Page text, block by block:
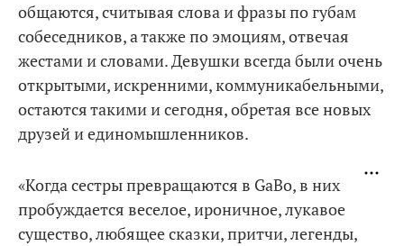
общаются, считывая слова и фразы по губам
собеседников, а также по эмоциям, отвечая
жестами и словами. Девушки всегда были очень
открытыми, искренними, коммуникабельными,
остаются такими и сегодня, обретая все новых
друзей и единомышленников.
«Когда сестры превращаются в GaBo, в них
пробуждается веселое, ироничное, лукавое
существо, любящее сказки, притчи, легенды,